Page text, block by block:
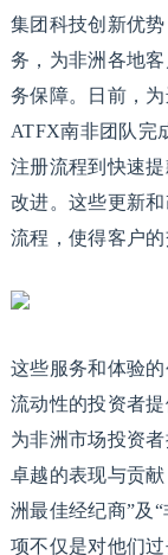
集团科技创新优
务，为非洲各地
务保障。日前，
ATFX南非团队完
注册流程到快速
改进。这些更新
流程，使得客户
这些服务和体验
流动性的投资者
为非洲市场投资
卓越的表现与贡
洲最佳经纪商”及
项不仅是对他们